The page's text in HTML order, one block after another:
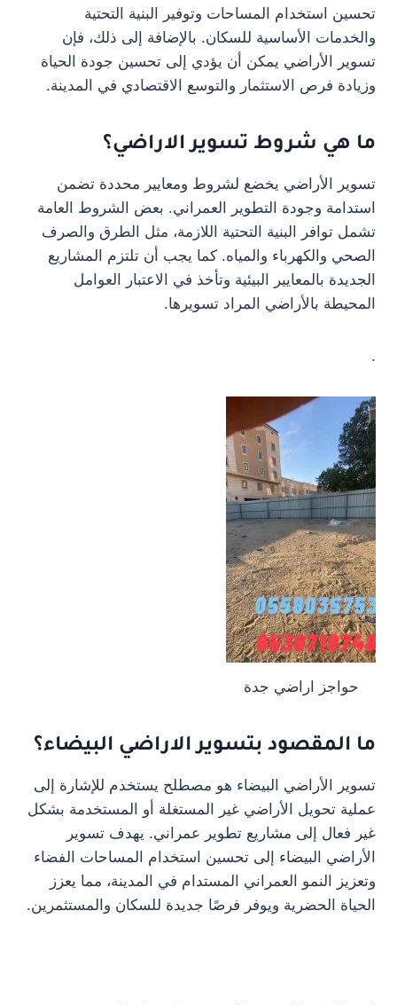
تحسين استخدام المساحات وتوفير البنية التحتية
والخدمات الأساسية للسكان. بالإضافة إلى ذلك، فإن
تسوير الأراضي يمكن أن يؤدي إلى تحسين جودة الحياة
وزيادة فرص الاستثمار والتوسع الاقتصادي في المدينة.
ما هي شروط تسوير الاراضي؟
تسوير الأراضي يخضع لشروط ومعايير محددة تضمن
استدامة وجودة التطوير العمراني. بعض الشروط العامة
تشمل توافر البنية التحتية اللازمة، مثل الطرق والصرف
الصحي والكهرباء والمياه. كما يجب أن تلتزم المشاريع
الجديدة بالمعايير البيئية وتأخذ في الاعتبار العوامل
المحيطة بالأراضي المراد تسويرها.
.
حواجز اراضي جدة
ما المقصود بتسوير الاراضي البيضاء؟
تسوير الأراضي البيضاء هو مصطلح يستخدم للإشارة إلى
عملية تحويل الأراضي غير المستغلة أو المستخدمة بشكل
غير فعال إلى مشاريع تطوير عمراني. يهدف تسوير
الأراضي البيضاء إلى تحسين استخدام المساحات الفضاء
وتعزيز النمو العمراني المستدام في المدينة، مما يعزز
الحياة الحضرية ويوفر فرصًا جديدة للسكان والمستثمرين.